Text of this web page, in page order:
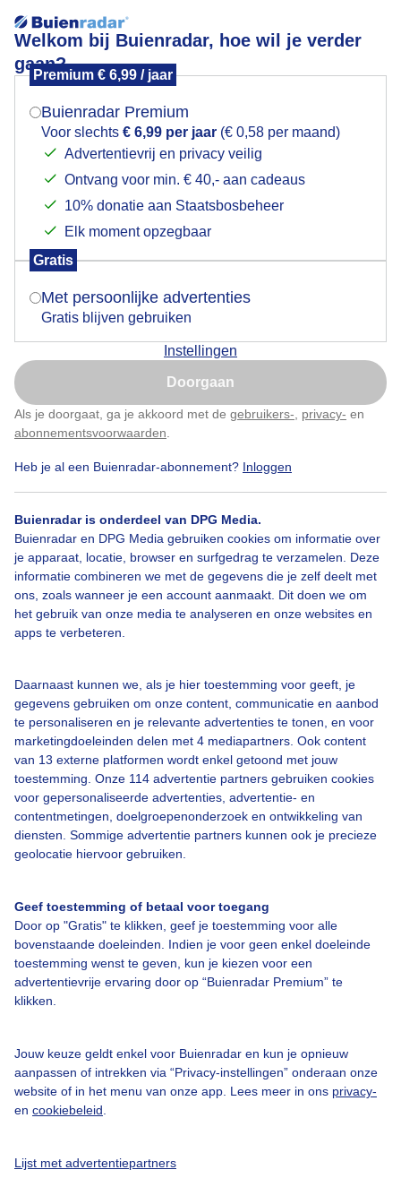
Welkom bij Buienradar, hoe wil je verder
gaan?
Premium € 6,99 / jaar
Buienradar Premium
Voor slechts € 6,99 per jaar (€ 0,58 per maand)
Advertentievrij en privacy veilig
Ontvang voor min. € 40,- aan cadeaus
10% donatie aan Staatsbosbeheer
Elk moment opzegbaar
Gratis
Met persoonlijke advertenties
Gratis blijven gebruiken
Instellingen
Doorgaan
Als je doorgaat, ga je akkoord met de gebruikers- privacy- en
abonnementsvoorwaarden
Heb je al een Buienradar-abonnement? Inloggen
Buienradar is onderdeel van DPG Media.
Buienradar en DPG Media gebruiken cookies om informatie over
je apparaat, locatie, browser en surfgedrag te verzamelen. Deze
informatie combineren we met de gegevens die je zelf deelt met
ons, zoals wanneer je een account aanmaakt. Dit doen we om
het gebruik van onze media te analyseren en onze websites en
apps te verbeteren.
Daarnaast kunnen we, als je hier toestemming voor geeft, je
gegevens gebruiken om onze content, communicatie en aanbod
te personaliseren en je relevante advertenties te tonen, en voor
marketingdoeleinden delen met 4 mediapartners. Ook content
van 13 externe platformen wordt enkel getoond met jouw
toestemming. Onze 114 advertentie partners gebruiken cookies
voor gepersonaliseerde advertenties, advertentie- en
contentmetingen, doelgroepenonderzoek en ontwikkeling van
diensten. Sommige advertentie partners kunnen ook je precieze
geolocatie hiervoor gebruiken.
Geef toestemming of betaal voor toegang
Door op "Gratis" te klikken, geef je toestemming voor alle
bovenstaande doeleinden. Indien je voor geen enkel doeleinde
toestemming wenst te geven, kun je kiezen voor een
advertentievrije ervaring door op “Buienradar Premium” te
klikken.
Jouw keuze geldt enkel voor Buienradar en kun je opnieuw
aanpassen of intrekken via “Privacy-instellingen” onderaan onze
website of in het menu van onze app. Lees meer in ons privacy-
en cookiebeleid
Lijst met advertentiepartners
Paddenstoel
Door: Ria Luttikhold Gemaakt: 10-10-2025, 27x bekeken
Herfst
Bekijk slideshow
Over Buienradar
Bedrijfsgegevens
Contact
Toegankelijkheid
Gebruikersvoorwaarden
Adverteren
Privacy beleid
Cookie beleid
Mogen we je locatie gebruiken voor het
Indien je hier nog geen akkoord op hebt gegeven,
verschijnt er zo een pop-up uit je browser waarin
Is goed, toon de popup
Nu niet, misschien later
Klik hierom dit aan te passen